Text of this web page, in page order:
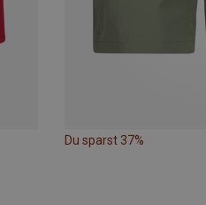
Du sparst 37%